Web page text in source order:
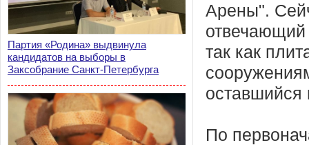
Партия «Родина» выдвинула
кандидатов на выборы в
Заксобрание Санкт-Петербурга
Арены".
отвечающий
так как
По